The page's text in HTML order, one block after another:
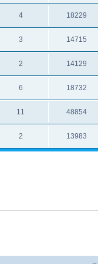
4 18229
3 14715
2 14129
6 18732
11 48854
2 13983